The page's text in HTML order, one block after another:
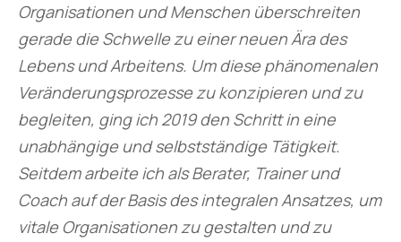
Organisationen und Menschen überschreiten
gerade die Schwelle zu einer neuen Ära des
Lebens und Arbeitens. Um diese phänomenalen
Veränderungsprozesse zu konzipieren und zu
begleiten, ging ich 2019 den Schritt in eine
unabhängige und selbstständige Tätigkeit.
Seitdem arbeite ich als Berater, Trainer und
Coach auf der Basis des integralen Ansatzes, um
vitale Organisationen zu gestalten und zu